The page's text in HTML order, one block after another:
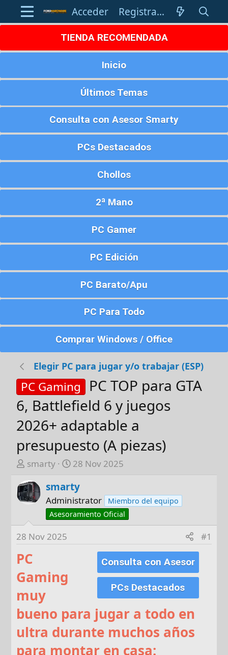
Acceder Registrarse
TIENDA RECOMENDADA
Inicio
Últimos Temas
Consulta con Asesor Smarty
PCs Destacados
Chollos
2ª Mano
PC Gamer
PC Edición
PC Barato/Apu
PC Para Todo
Comprar Windows / Office
Elegir PC para jugar y/o trabajar (ESP)
PC Gaming
PC TOP para GTA
6, Battlefield 6 y juegos
2026+ adaptable a
presupuesto (A piezas)
A
t
o
smarty
F
c
h
a
d
i
28 Nov 2025
smarty
Administrator
Miembro del equipo
Asesoramiento Oficial
28 Nov 2025 #1
Consulta con Asesor
PCs Destacados
PC
Gaming
muy
bueno para jugar a todo en
ultra durante muchos años
para montar en casa: